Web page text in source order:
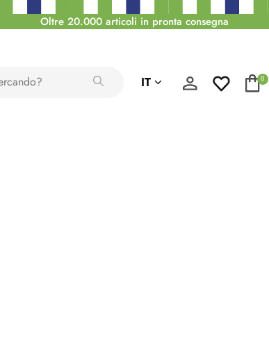
Oltre 20.000 articoli in pronta consegna
IT 0